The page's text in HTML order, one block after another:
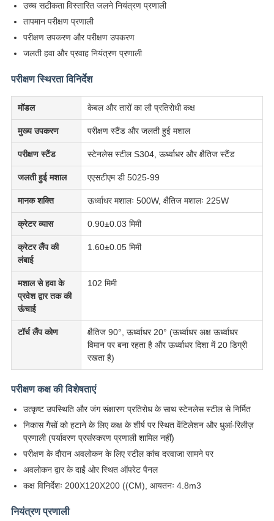
उच्च सटीकता विस्तारित जलने नियंत्रण प्रणाली
तापमान परीक्षण प्रणाली
परीक्षण उपकरण और परीक्षण उपकरण
जलती हवा और प्रवाह नियंत्रण प्रणाली
परीक्षण स्थिरता विनिर्देश
मॉडल केबल और तारों का लौ प्रतिरोधी कक्ष
मुख्य उपकरण परीक्षण स्टैंड और जलती हुई मशाल
परीक्षण स्टैंड स्टेनलेस स्टील S304, ऊर्ध्वाधर और क्षैतिज स्टैंड
जलती हुई मशाल एएसटीएम डी 5025-99
मानक शक्ति ऊर्ध्वाधर मशालः 500W, क्षैतिज मशालः 225W
क्रेटर व्यास 0.90±0.03 मिमी
क्रेटर लैंप की
लंबाई
1.60±0.05 मिमी
मशाल से हवा के
प्रवेश द्वार तक की
ऊंचाई
102 मिमी
टॉर्च लैंप कोण
क्षैतिज 90°, ऊर्ध्वाधर 20° (ऊर्ध्वाधर अक्ष ऊर्ध्वाधर
विमान पर बना रहता है और ऊर्ध्वाधर दिशा में 20 डिग्री
रखता है)
परीक्षण कक्ष की विशेषताएं
उत्कृष्ट उपस्थिति और जंग संक्षारण प्रतिरोध के साथ स्टेनलेस स्टील से निर्मित
निकास गैसों को हटाने के लिए कक्ष के शीर्ष पर स्थित वेंटिलेशन और धुआं-रिलीज़
प्रणाली (पर्यावरण प्रसंस्करण प्रणाली शामिल नहीं)
परीक्षण के दौरान अवलोकन के लिए स्टील कांच दरवाजा सामने पर
अवलोकन द्वार के दाईं ओर स्थित ऑपरेट पैनल
कक्ष विनिर्देशः 200X120X200 ((CM), आयतनः 4.8m3
नियंत्रण प्रणाली